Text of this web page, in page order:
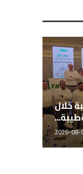
قطاع
2026-08-